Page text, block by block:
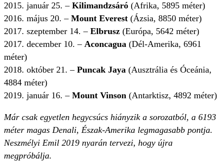
2015. január 25. – Kilimandzsáró (Afrika, 5895 méter)
2016. május 20. – Mount Everest (Ázsia, 8850 méter)
2017. szeptember 14. – Elbrusz (Európa, 5642 méter)
2017. december 10. – Aconcagua (Dél-Amerika, 6961
méter)
2018. október 21. – Puncak Jaya (Ausztrália és Óceánia,
4884 méter)
2019. január 16. – Mount Vinson (Antarktisz, 4892 méter)
Már csak egyetlen hegycsúcs hiányzik a sorozatból, a 6193
méter magas Denali, Észak-Amerika legmagasabb pontja.
Neszmélyi Emil 2019 nyarán tervezi, hogy újra
megpróbálja.